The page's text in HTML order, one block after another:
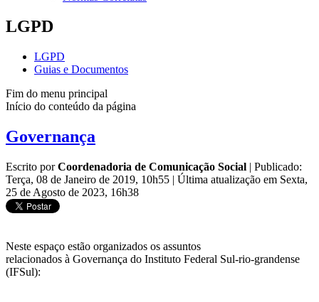
LGPD
LGPD
Guias e Documentos
Fim do menu principal
Início do conteúdo da página
Governança
Escrito porCoordenadoria de Comunicação Social | Publicado:
Terça, 08 de Janeiro de 2019, 10h55 | Última atualização em Sexta,
25 de Agosto de 2023, 16h38
Neste espaço estão organizados os assuntos
relacionados à Governança do Instituto Federal Sul-rio-grandense
(IFSul):